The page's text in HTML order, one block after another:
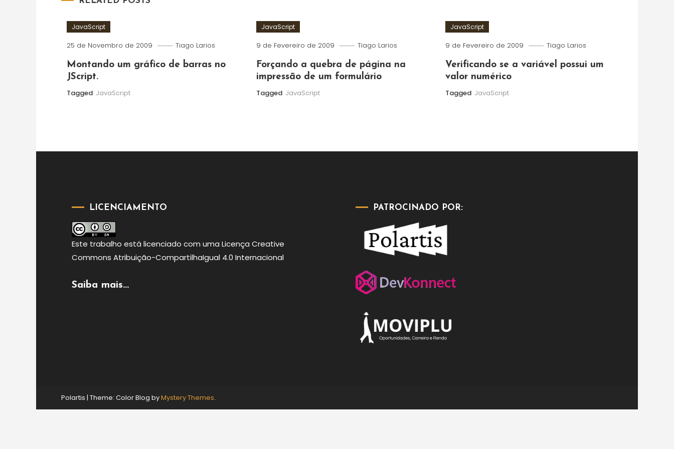
JavaScript
25 de Novembro de 2009 Tiago Larios
Montando um gráfico de barras no
JScript.
Tagged JavaScript
JavaScript
9 de Fevereiro de 2009 Tiago Larios
Forçando a quebra de página na
impressão de um formulário
Tagged JavaScript
JavaScript
9 de Fevereiro de 2009 Tiago Larios
Verificando se a variável possui um
valor numérico
Tagged JavaScript
LICENCIAMENTO
Este trabalho está licenciado com uma Licença Creative
Commons Atribuição-CompartilhaIgual 4.0 Internacional
Saiba mais...
PATROCINADO POR:
Polartis | Theme: Color Blog byMystery Themes.